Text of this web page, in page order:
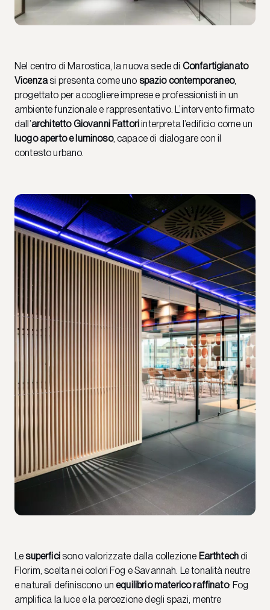
Nel centro di Marostica, la nuova sede di Confartigianato
Vicenzasi presenta come uno spazio contemporaneo,
progettato per accogliere imprese e professionisti in un
ambiente funzionale e rappresentativo. L’intervento firmato
dall’architetto Giovanni Fattoriinterpreta l’edificio come un
luogo aperto e luminoso, capace di dialogare con il
contesto urbano.
Le superficisono valorizzate dalla collezione Earthtechdi
Florim, scelta nei colori Fog e Savannah. Le tonalità neutre
e naturali definiscono unequilibrio materico raffinato: Fog
amplifica la luce e la percezione degli spazi, mentre